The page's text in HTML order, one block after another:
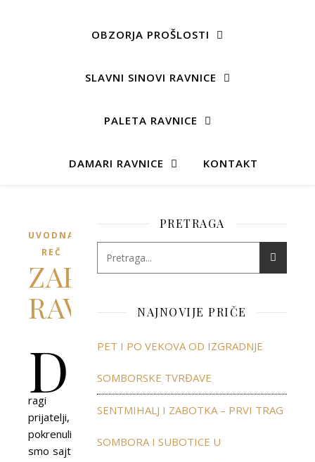
OBZORJA PROŠLOSTI
SLAVNI SINOVI RAVNICE
PALETA RAVNICE
DAMARI RAVNICE KONTAKT
UVODNA
REČ
ZAPLOVIMO
RAVNOPLOVOM!
D
ragi
prijatelji,
pokrenuli
smo sajt
PRETRAGA
NAJNOVIJE PRIČE
PET I PO VEKOVA OD IZGRADNJE
SOMBORSKE TVRĐAVE
SENTMIHALJ I ZABOTKA – PRVI TRAG
SOMBORA I SUBOTICE U